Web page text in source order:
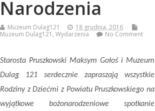
Narodzenia
Muzeum Dulag121
18 grudnia, 2016
Muzeum Dulag121 , Wydarzenia No Comment
Starosta Pruszkowski Maksym Gołoś i Muzeum
Dulag 121 serdecznie zapraszają wszystkie
Rodziny z Dziećmi z Powiatu Pruszkowskiego na
wyjątkowe bożonarodzeniowe spotkanie